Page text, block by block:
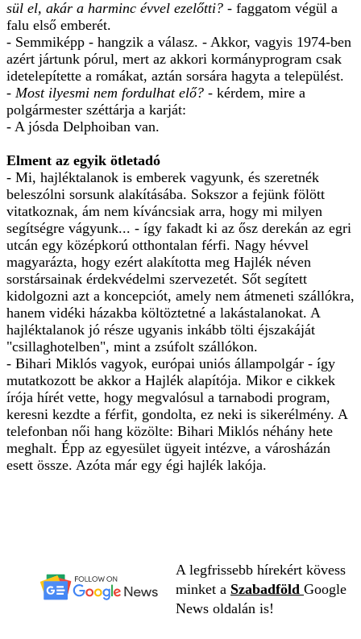
sül el, akár a harminc évvel ezelőtti? - faggatom végül a
falu első emberét.
- Semmiképp - hangzik a válasz. - Akkor, vagyis 1974-ben
azért jártunk pórul, mert az akkori kormányprogram csak
idetelepítette a romákat, aztán sorsára hagyta a települést.
- Most ilyesmi nem fordulhat elő? - kérdem, mire a
polgármester széttárja a karját:
- A jósda Delphoiban van.
Elment az egyik ötletadó
- Mi, hajléktalanok is emberek vagyunk, és szeretnék
beleszólni sorsunk alakításába. Sokszor a fejünk fölött
vitatkoznak, ám nem kíváncsiak arra, hogy mi milyen
segítségre vágyunk... - így fakadt ki az ősz derekán az egri
utcán egy középkorú otthontalan férfi. Nagy hévvel
magyarázta, hogy ezért alakította meg Hajlék néven
sorstársainak érdekvédelmi szervezetét. Sőt segített
kidolgozni azt a koncepciót, amely nem átmeneti szállókra,
hanem vidéki házakba költöztetné a lakástalanokat. A
hajléktalanok jó része ugyanis inkább tölti éjszakáját
"csillaghotelben", mint a zsúfolt szállókon.
- Bihari Miklós vagyok, európai uniós állampolgár - így
mutatkozott be akkor a Hajlék alapítója. Mikor e cikkek
írója hírét vette, hogy megvalósul a tarnabodi program,
keresni kezdte a férfit, gondolta, ez neki is sikerélmény. A
telefonban női hang közölte: Bihari Miklós néhány hete
meghalt. Épp az egyesület ügyeit intézve, a városházán
esett össze. Azóta már egy égi hajlék lakója.
A legfrissebb hírekért kövess
minket a Szabadföld Google
News oldalán is!